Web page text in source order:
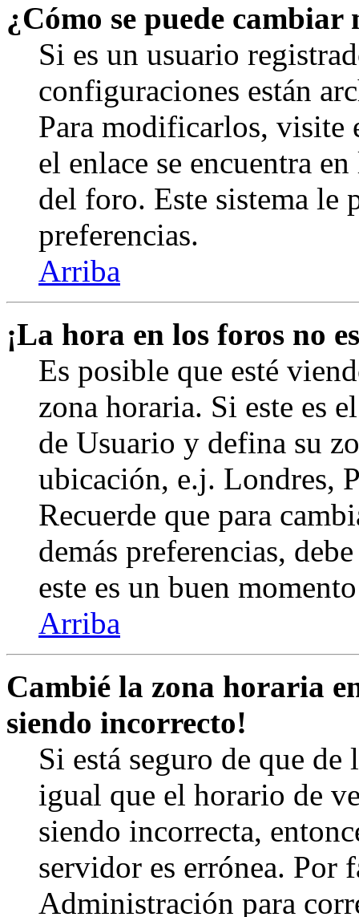
¿Cómo se puede
Si es un usuario
configuraciones están
Para modificarlos, visite
el enlace se encuentra
del foro. Este sistema le
preferencias.
Arriba
¡La hora en los foros no
Es posible que esté
zona horaria. Si este es
de Usuario y defina su
ubicación, e.j. Londres,
Recuerde que para
demás preferencias,
este es un buen
Arriba
Cambié la zona horaria
siendo incorrecto!
Si está seguro de que
igual que el horario de
siendo incorrecta,
servidor es errónea. Por
Administración para